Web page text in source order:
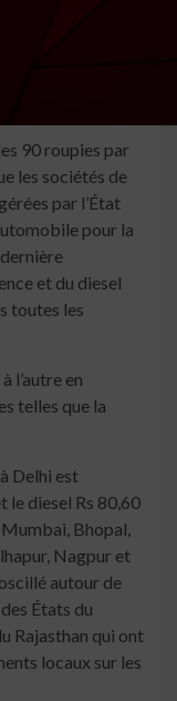
90 roupies par
les sociétés de
par l’État
pour la
et du diesel
toutes les
l’autre en
telles que la
Delhi est
le diesel Rs 80,60
Bhopal,
Nagpur et
autour de
États du
Rajasthan qui ont
locaux sur les